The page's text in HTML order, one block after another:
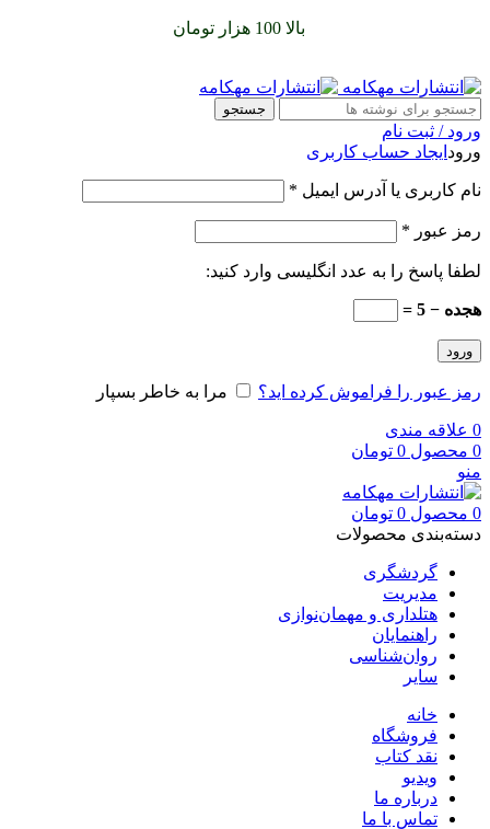
بالا 100 هزار تومان
جستجو
ورود / ثبت نام
ورود ایجاد حساب کاربری
نام کاربری یا آدرس ایمیل *
رمز عبور *
لطفا پاسخ را به عدد انگلیسی وارد کنید:
هجده − 5 =
ورود
رمز عبور را فراموش کرده اید؟ مرا به خاطر بسپار
0 علاقه مندی
0 محصول 0 تومان
منو
0 محصول 0 تومان
دسته‌بندی محصولات
گردشگری
مدیریت
هتلداری و مهمان‌نوازی
راهنمایان
روان‌شناسی
سایر
خانه
فروشگاه
نقد کتاب
ویدیو
درباره‌ ما
تماس با ما